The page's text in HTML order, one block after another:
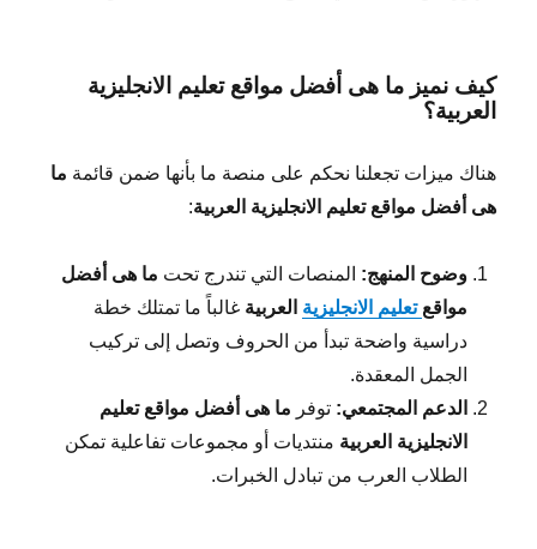
كيف نميز ما هى أفضل مواقع تعليم الانجليزية
العربية؟
هناك ميزات تجعلنا نحكم على منصة ما بأنها ضمن قائمة ما
هى أفضل مواقع تعليم الانجليزية العربية:
وضوح المنهج: المنصات التي تندرج تحت ما هى أفضل
مواقع تعليم الانجليزية العربية غالباً ما تمتلك خطة
دراسية واضحة تبدأ من الحروف وتصل إلى تركيب
الجمل المعقدة.
الدعم المجتمعي: توفر ما هى أفضل مواقع تعليم
الانجليزية العربية منتديات أو مجموعات تفاعلية تمكن
الطلاب العرب من تبادل الخبرات.